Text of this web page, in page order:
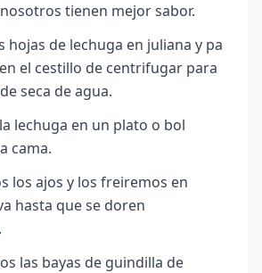
tienen mejor sabor.
hojas de lechuga en juliana y pa
el cestillo de centrifugar para
seca de agua.
lechuga en un plato o bol
cama.
los ajos y los freiremos en
hasta que se doren
las bayas de guindilla de